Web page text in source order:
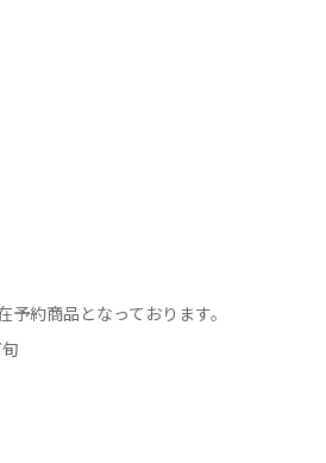
約商品となっております。